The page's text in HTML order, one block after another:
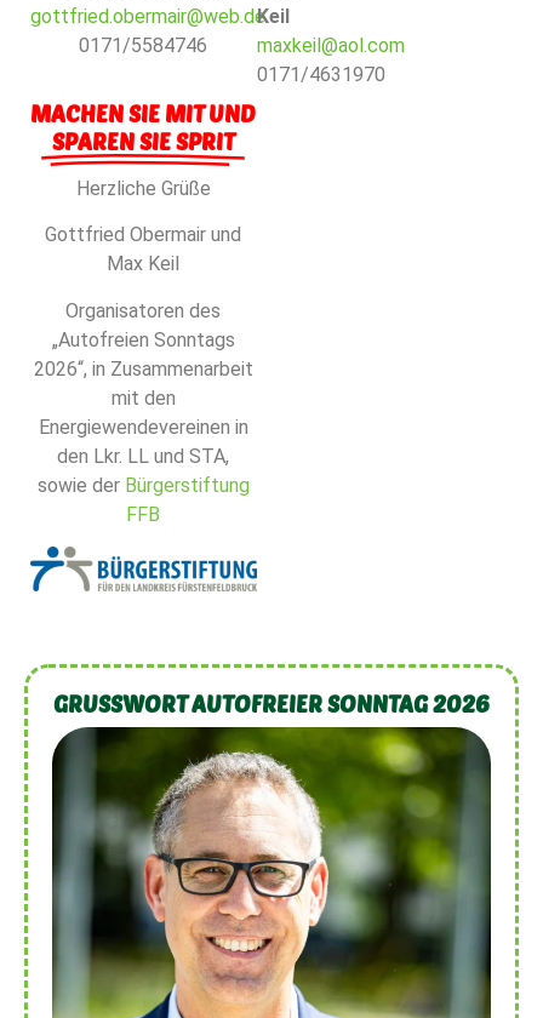
gottfried.obermair@web.de
0171/5584746
Keil
maxkeil@aol.com
0171/4631970
MACHEN SIE MIT UND
SPAREN SIE SPRIT
Herzliche Grüße
Gottfried Obermair und
Max Keil
Organisatoren des
„Autofreien Sonntags
2026“, in Zusammenarbeit
mit den
Energiewendevereinen in
den Lkr. LL und STA,
sowie der Bürgerstiftung
FFB
GRUSSWORT AUTOFREIER SONNTAG 2026